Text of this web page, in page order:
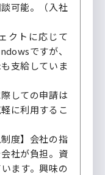
可能。（入社
クトに応じて
ですが、
支給していま
しての申請は
に利用するこ
度】会社の指
社が負担。資
ます。興味の